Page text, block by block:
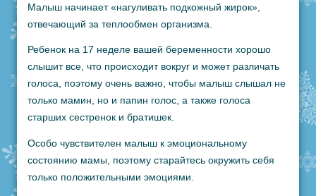
Малыш начинает «нагуливать подкожный жирок»,
отвечающий за теплообмен организма.
Ребенок на 17 неделе вашей беременности хорошо
слышит все, что происходит вокруг и может различать
голоса, поэтому очень важно, чтобы малыш слышал не
только мамин, но и папин голос, а также голоса
старших сестренок и братишек.
Особо чувствителен малыш к эмоциональному
состоянию мамы, поэтому старайтесь окружить себя
только положительными эмоциями.